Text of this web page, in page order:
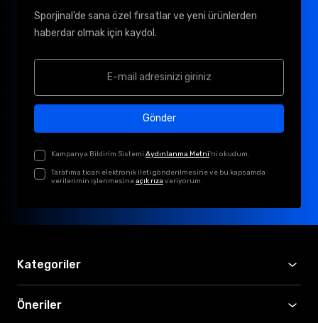
Sporjinal’de sana özel fırsatlar ve yeni ürünlerden
haberdar olmak için kaydol.
Gönder
Kampanya Bildirim Sistemi Aydınlanma Metni'ni okudum.
Tarafıma ticari elektronik ileti gönderilmesine ve bu kapsamda
verilerimin işlenmesineaçık rıza veriyorum.
Kategoriler
Öneriler